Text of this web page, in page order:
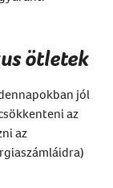
ötletek
jól
az
az